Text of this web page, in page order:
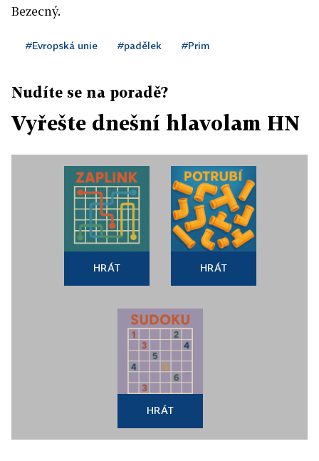
Bezecný.
#Evropská unie #padělek #Prim
Nudíte se na poradě?
Vyřešte dnešní hlavolam HN
HRÁT HRÁT
HRÁT